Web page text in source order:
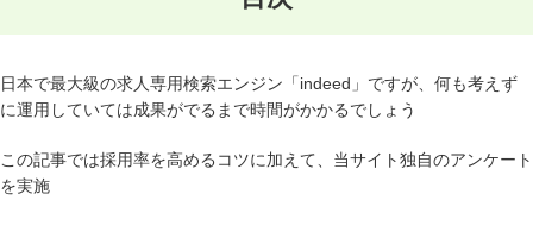
日本で最大級の求人専用検索エンジン「indeed」ですが、何も考えず
に運用していては成果がでるまで時間がかかるでしょう
この記事では採用率を高めるコツに加えて、当サイト独自のアンケート
を実施